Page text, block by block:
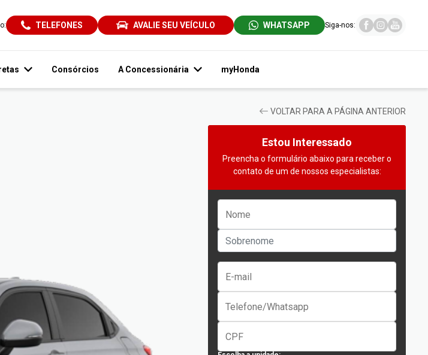
TELEFONES AVALIE SEU VEÍCULO WHATSAPP Siga-nos:
Consórcios A Concessionária myHonda
VOLTAR PARA A PÁGINA ANTERIOR
Estou Interessado
Preencha o formulário abaixo para receber o
contato de um de nossos especialistas: